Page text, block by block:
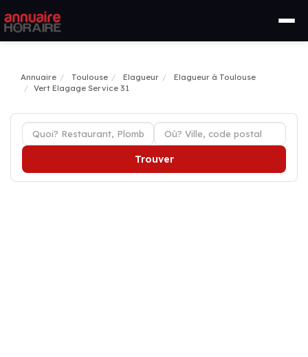
Annuaire Toulouse Elagueur
Elagueur à Toulouse
Vert Elagage Service 31
Trouver